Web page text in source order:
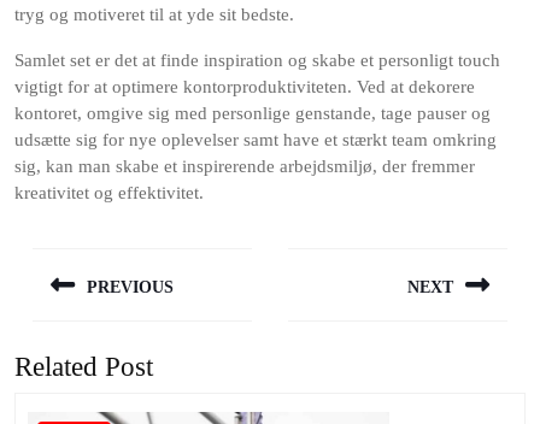
tryg og motiveret til at yde sit bedste.
Samlet set er det at finde inspiration og skabe et personligt touch
vigtigt for at optimere kontorproduktiviteten. Ved at dekorere
kontoret, omgive sig med personlige genstande, tage pauser og
udsætte sig for nye oplevelser samt have et stærkt team omkring
sig, kan man skabe et inspirerende arbejdsmiljø, der fremmer
kreativitet og effektivitet.
PREVIOUS
post:
NEXT
Related Post